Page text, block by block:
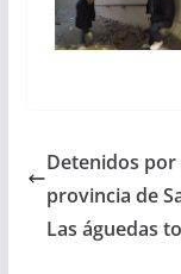
Detenidos por
provincia de
Las águedas